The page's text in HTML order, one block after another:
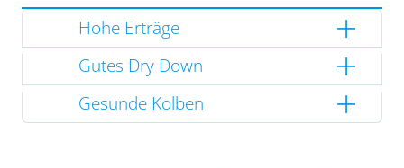
Hohe Erträge
Gutes Dry Down
Gesunde Kolben